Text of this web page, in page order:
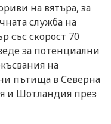
на вятъра, за
служба на
със скорост 70
за потенциални
на
пътища в Северна
и Шотландия през